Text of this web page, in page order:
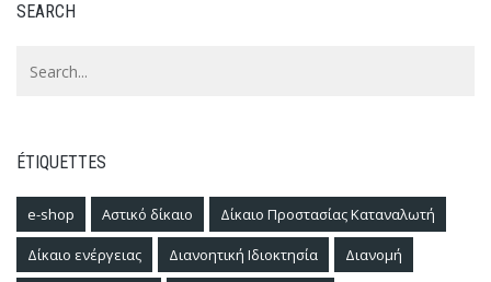
SEARCH
ÉTIQUETTES
e-shop Αστικό δίκαιο Δίκαιο Προστασίας Καταναλωτή
Δίκαιο ενέργειας Διανοητική Ιδιοκτησία Διανομή